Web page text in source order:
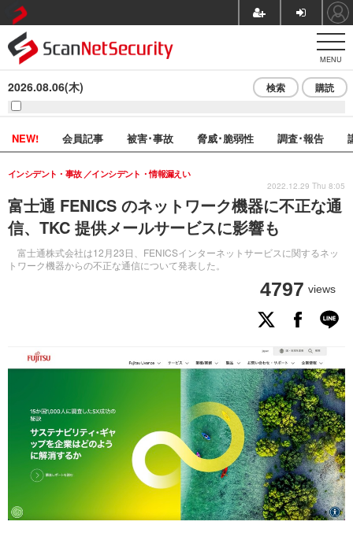
MENU
2026.08.06(木) 検索 購読
NEW! 会員記事 被害･事故 脅威･脆弱性 調査･報告
富士通 FENICS のネットワーク機器に不正な通
信、TKC 提供メールサービスに影響も
富士通株式会社は12月23日、FENICSインターネットサービスに関するネッ
トワーク機器からの不正な通信について発表した。
インシデント・事故 インシデント・情報漏えい
4797 views
2022.12.29 Thu 8:05